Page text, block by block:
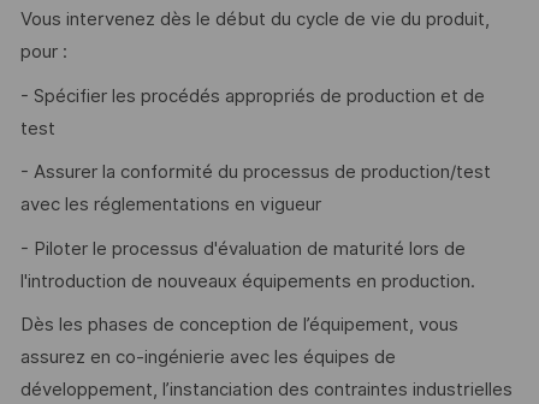
Vous intervenez dès le début du cycle de vie du produit,
pour :
- Spécifier les procédés appropriés de production et de
test
- Assurer la conformité du processus de production/test
avec les réglementations en vigueur
- Piloter le processus d'évaluation de maturité lors de
l'introduction de nouveaux équipements en production.
Dès les phases de conception de l’équipement, vous
assurez en co-ingénierie avec les équipes de
développement, l’instanciation des contraintes industrielles